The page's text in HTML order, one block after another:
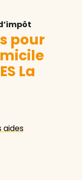
pour
La
aides